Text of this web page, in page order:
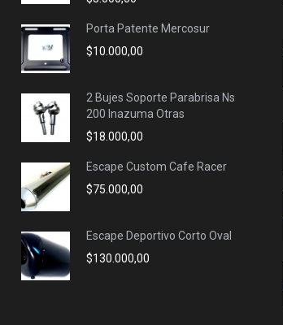
Porta Patente Mercosur
$10.000,00
2 Bujes Soporte Parabrisa Ns
200 Inazuma Otras
$18.000,00
Escape Custom Cafe Racer
$75.000,00
Escape Deportivo Corto Oval
$130.000,00